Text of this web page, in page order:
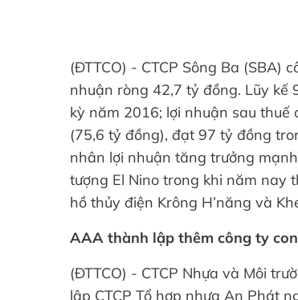
(ĐTTCO) - CTCP Sông Ba (SBA)
nhuận ròng 42,7 tỷ đồng. Lũy kế
kỳ năm 2016; lợi nhuận sau
(75,6 tỷ đồng), đạt 97 tỷ đồng
nhân lợi nhuận tăng trưởng
tượng El Nino trong khi năm nay
hồ thủy điện Krông H’năng và
AAA thành lập thêm công ty con
(ĐTTCO) - CTCP Nhựa và Môi
lập CTCP Tổ hợp nhựa An Phát